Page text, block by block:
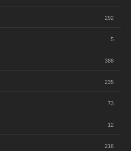
292
5
388
235
73
12
216